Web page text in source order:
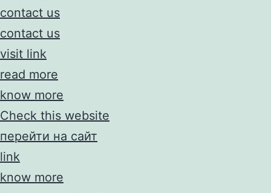
contact us
contact us
visit link
read more
know more
Check this website
перейти на сайт
link
know more